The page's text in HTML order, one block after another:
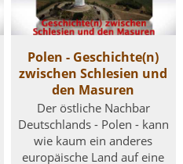
Polen - Geschichte(n)
zwischen Schlesien und
den Masuren
Der östliche Nachbar
Deutschlands - Polen - kann
wie kaum ein anderes
europäische Land auf eine